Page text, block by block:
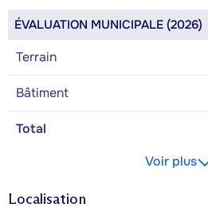
ÉVALUATION MUNICIPALE (2026)
Terrain
Bâtiment
Total
Voir plus
Localisation